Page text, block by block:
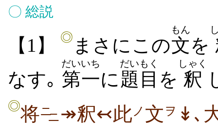
〇 総説
【1】 ◎ まさにこの文
もん
を
なす｡ 第一
だいいち
に題目
だいもく
を 釈
しゃく
◎将 ニニ↠釈↢此 ノ 文 ヲ ↡､